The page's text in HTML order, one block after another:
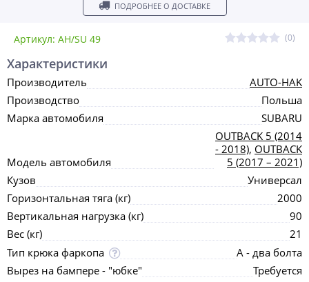
Артикул: AH/SU 49 (0)
ПОДРОБНЕЕ О ДОСТАВКЕ
Характеристики
Производитель
AUTO-HAK
Производство
Польша
Марка автомобиля
SUBARU
Модель автомобиля
OUTBACK 5 (2014
- 2018), OUTBACK
5 (2017 – 2021)
Кузов
Универсал
Горизонтальная тяга (кг)
2000
Вертикальная нагрузка (кг)
90
Вес (кг)
21
Тип крюка фаркопа
А - два болта
Вырез на бампере - "юбке"
Требуется